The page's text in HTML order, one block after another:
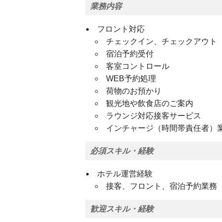
業務内容
フロント対応
チェックイン、チェックアウト
宿泊予約受付
客室コントロール
WEB予約処理
荷物のお預かり
観光地や飲食店のご案内
ラウンジ対応接客サービス
インチャージ（時間帯責任者）
必須スキル・経験
ホテル運営経験
接客、フロント、宿泊予約業務
歓迎スキル・経験